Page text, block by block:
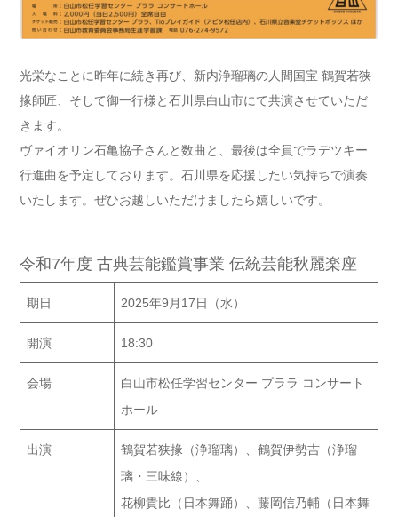
光栄なことに昨年に続き再び、新内浄瑠璃の人間国宝 鶴賀若狭
掾師匠、そして御一行様と石川県白山市にて共演させていただ
きます。
ヴァイオリン石亀協子さんと数曲と、最後は全員でラデツキー
行進曲を予定しております。石川県を応援したい気持ちで演奏
いたします。ぜひお越しいただけましたら嬉しいです。
令和7年度 古典芸能鑑賞事業 伝統芸能秋麗楽座
期日 2025年9月17日（水）
開演 18:30
会場
白山市松任学習センター プララ コンサート
ホール
出演
鶴賀若狭掾（浄瑠璃）、鶴賀伊勢吉（浄瑠
璃・三味線）、
花柳貴比（日本舞踊）、藤岡信乃輔（日本舞